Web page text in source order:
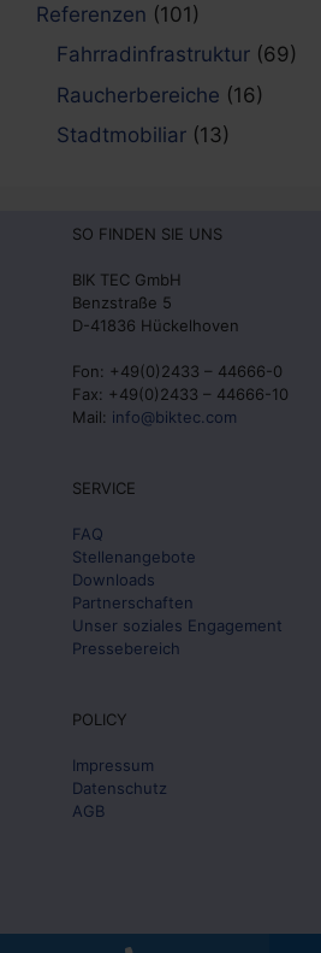
Referenzen (101)
Fahrradinfrastruktur (69)
Raucherbereiche (16)
Stadtmobiliar (13)
SO FINDEN SIE UNS
BIK TEC GmbH
Benzstraße 5
D-41836 Hückelhoven
Fon: +49(0)2433 – 44666-0
Fax: +49(0)2433 – 44666-10
Mail: info@biktec.com
SERVICE
FAQ
Stellenangebote
Downloads
Partnerschaften
Unser soziales Engagement
Pressebereich
POLICY
Impressum
Datenschutz
AGB